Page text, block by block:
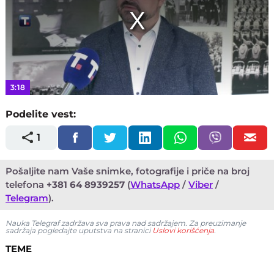
3:18
Podelite vest:
1
Pošaljite nam Vaše snimke, fotografije i priče na broj
telefona +381 64 8939257 (WhatsApp /Viber /
Telegram).
Nauka Telegraf zadržava sva prava nad sadržajem. Za preuzimanje
sadržaja pogledajte uputstva na stranici Uslovi korišćenja
TEME